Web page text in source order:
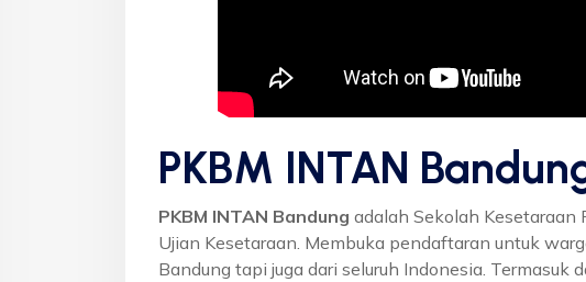
PKBM INTAN
PKBM INTAN Bandung adalah Sekolah Kesetaraan
Ujian Kesetaraan. Membuka pendaftaran untuk
Bandung tapi juga dari seluruh Indonesia. Termasuk